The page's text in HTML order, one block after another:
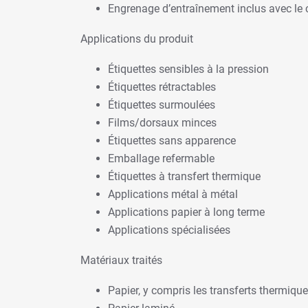
Engrenage d’entraînement inclus avec le
Applications du produit
Étiquettes sensibles à la pression
Étiquettes rétractables
Étiquettes surmoulées
Films/dorsaux minces
Étiquettes sans apparence
Emballage refermable
Étiquettes à transfert thermique
Applications métal à métal
Applications papier à long terme
Applications spécialisées
Matériaux traités
Papier, y compris les transferts